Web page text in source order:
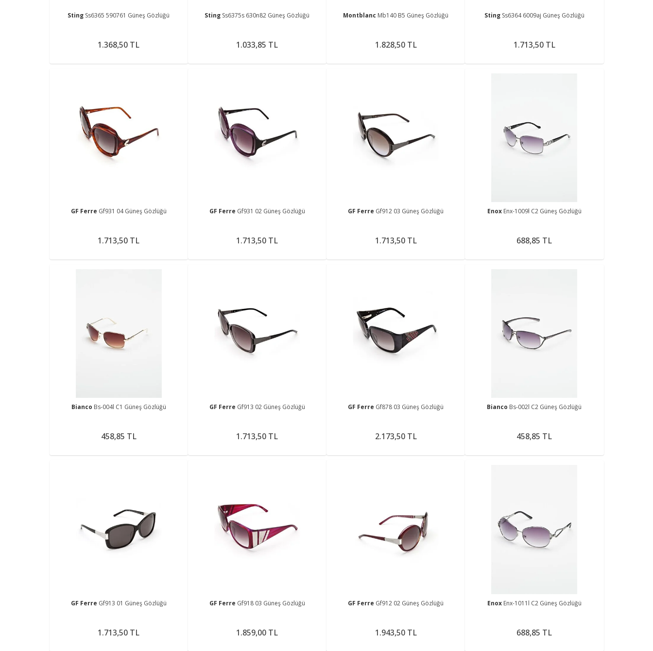
Sting Ss6365 590761 Güneş Gözlüğü
1.368,50 TL
Sting Ss6375s 630n82 Güneş Gözlüğü
1.033,85 TL
Montblanc Mb140 B5 Güneş Gözlüğü
1.828,50 TL
Sting Ss6364 6009aj Güneş Gözlüğü
1.713,50 TL
GF Ferre Gf931 04 Güneş Gözlüğü
1.713,50 TL
GF Ferre Gf931 02 Güneş Gözlüğü
1.713,50 TL
GF Ferre Gf912 03 Güneş Gözlüğü
1.713,50 TL
Enox Enx-1009l C2 Güneş Gözlüğü
688,85 TL
Bianco Bs-004l C1 Güneş Gözlüğü
458,85 TL
GF Ferre Gf913 02 Güneş Gözlüğü
1.713,50 TL
GF Ferre Gf878 03 Güneş Gözlüğü
2.173,50 TL
Bianco Bs-002l C2 Güneş Gözlüğü
458,85 TL
GF Ferre Gf913 01 Güneş Gözlüğü
1.713,50 TL
GF Ferre Gf918 03 Güneş Gözlüğü
1.859,00 TL
GF Ferre Gf912 02 Güneş Gözlüğü
1.943,50 TL
Enox Enx-1011l C2 Güneş Gözlüğü
688,85 TL